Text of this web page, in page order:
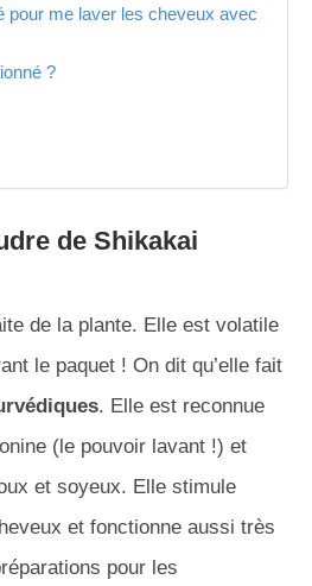
pour me laver les cheveux avec
?
de Shikakai
de la plante. Elle est volatile
le paquet ! On dit qu’elle fait
. Elle est reconnue
(le pouvoir lavant !) et
et soyeux. Elle stimule
et fonctionne aussi très
pour les